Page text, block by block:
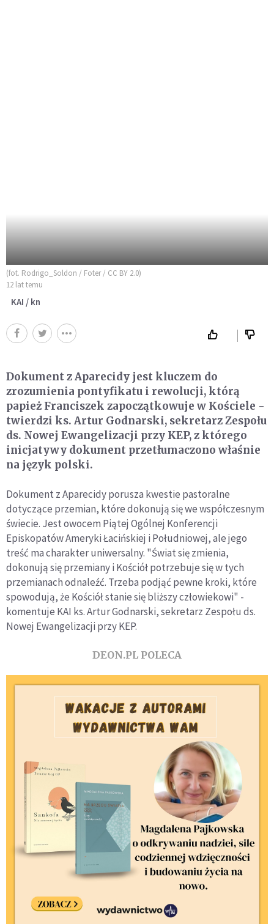
(fot. Rodrigo_Soldon / Foter / CC BY 2.0)
12 lat temu
KAI / kn
Dokument z Aparecidy jest kluczem do
zrozumienia pontyfikatu i rewolucji, którą
papież Franciszek zapoczątkowuje w Kościele -
twierdzi ks. Artur Godnarski, sekretarz Zespołu
ds. Nowej Ewangelizacji przy KEP, z którego
inicjatywy dokument przetłumaczono właśnie
na język polski.
Dokument z Aparecidy porusza kwestie pastoralne
dotyczące przemian, które dokonują się we współczesnym
świecie. Jest owocem Piątej Ogólnej Konferencji
Episkopatów Ameryki Łacińskiej i Południowej, ale jego
treść ma charakter uniwersalny. "Świat się zmienia,
dokonują się przemiany i Kościół potrzebuje się w tych
przemianach odnaleźć. Trzeba podjąć pewne kroki, które
spowodują, że Kościół stanie się bliższy człowiekowi" -
komentuje KAI ks. Artur Godnarski, sekretarz Zespołu ds.
Nowej Ewangelizacji przy KEP.
DEON.PL POLECA